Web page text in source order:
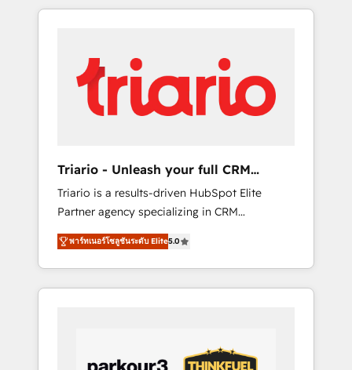
partnership. Together, we embark on a
your business. If not now, when?
Their team brings over a decade of
strategies for driving growth. They are
committed to helping our customers grow
and finding solutions that fit their unique
business needs. We are thrilled to have Blue
HubSpot “Our experience with the team at
Blue Frog has been nothing short of
extraordinary. Their years of experience and
quality of skilled staff has earned them a
trusted reputation within the HubSpot
ecosystem as a reliable partner capable of
delivering remarkable experiences for our
Triario - Unleash your full CRM
potential
Triario is a results-driven HubSpot Elite
Partner agency specializing in CRM
implementations & migrations, Revenue
Operations, Custom Integrations, Custom AI
agents and AI-ready Website Design With
over 15 years of experience, we help
through smart automation, data hygiene, and
tailored HubSpot solutions. Our clients
พาร์ทเนอร์โซลูชันระดับ Elite5.0